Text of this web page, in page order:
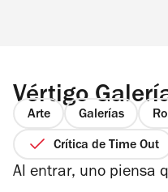
Vértigo
Arte Galerías
Crítica de Time Out
Al entrar, uno piensa